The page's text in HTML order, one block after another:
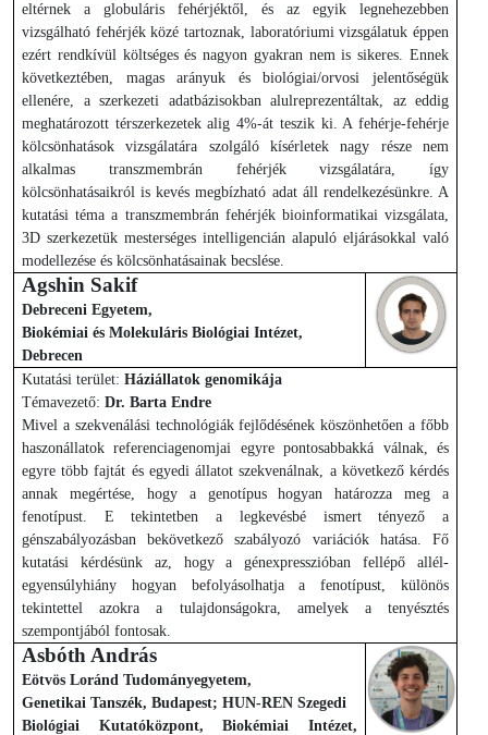
eltérnek a globuláris fehérjéktől, és az egyik legnehezebben
vizsgálható fehérjék közé tartoznak, laboratóriumi vizsgálatuk éppen
ezért rendkívül költséges és nagyon gyakran nem is sikeres. Ennek
következtében, magas arányuk és biológiai/orvosi jelentőségük
ellenére, a szerkezeti adatbázisokban alulreprezentáltak, az eddig
meghatározott térszerkezetek alig 4%-át teszik ki. A fehérje-fehérje
kölcsönhatások vizsgálatára szolgáló kísérletek nagy része nem
alkalmas transzmembrán fehérjék vizsgálatára, így
kölcsönhatásaikról is kevés megbízható adat áll rendelkezésünkre. A
kutatási téma a transzmembrán fehérjék bioinformatikai vizsgálata,
3D szerkezetük mesterséges intelligencián alapuló eljárásokkal való
modellezése és kölcsönhatásainak becslése.
Agshin Sakif
Debreceni Egyetem,
Biokémiai és Molekuláris Biológiai Intézet,
Debrecen
Kutatási terület: Háziállatok genomikája
Témavezető: Dr. Barta Endre
Mivel a szekvenálási technológiák fejlődésének köszönhetően a főbb
haszonállatok referenciagenomjai egyre pontosabbakká válnak, és
egyre több fajtát és egyedi állatot szekvenálnak, a következő kérdés
annak megértése, hogy a genotípus hogyan határozza meg a
fenotípust. E tekintetben a legkevésbé ismert tényező a
génszabályozásban bekövetkező szabályozó variációk hatása. Fő
kutatási kérdésünk az, hogy a génexpresszióban fellépő allél-
egyensúlyhiány hogyan befolyásolhatja a fenotípust, különös
tekintettel azokra a tulajdonságokra, amelyek a tenyésztés
szempontjából fontosak.
Asbóth András
Eötvös Loránd Tudományegyetem,
Genetikai Tanszék, Budapest; HUN-REN Szegedi
Biológiai Kutatóközpont, Biokémiai Intézet,